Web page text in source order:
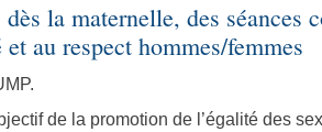
la maternelle, des séances
au respect hommes/femmes
de la promotion de l’égalité des